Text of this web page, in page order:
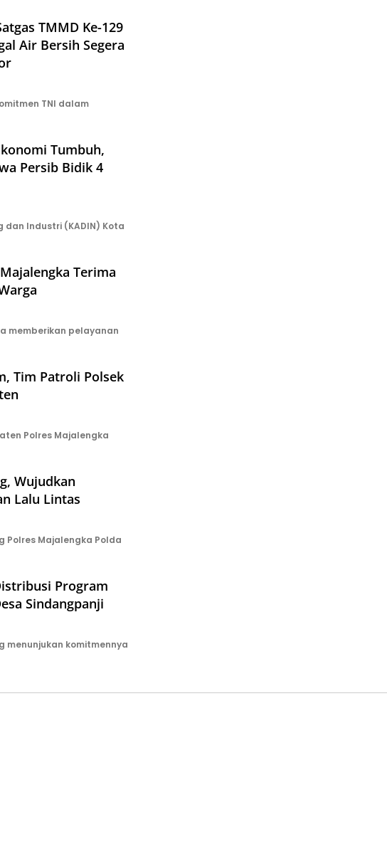
TMMD Ke-129
Air Bersih Segera
TNI dalam
Tumbuh,
Persib Bidik 4
dan Industri (KADIN) Kota
Terima
memberikan pelayanan
Tim Patroli Polsek
Polres Majalengka
Wujudkan
Lalu Lintas
Polres Majalengka Polda
Program
Sindangpanji
menunjukan komitmennya